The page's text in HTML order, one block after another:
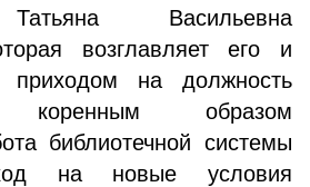
Васильевна
возглавляет его и
на должность
коренным образом
библиотечной системы
на новые условия